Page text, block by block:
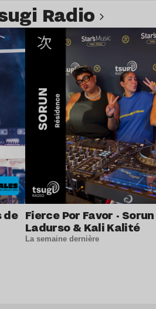
Radio
de Fierce Por Favor ·
Ladurso & Kali Kalité
La semaine dernière
Lire l’article